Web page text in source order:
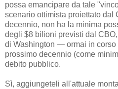
possa emancipare da tale
scenario ottimista proiettato dal
decennio, non ha la minima
degli $8 bilioni previsti dal
di Washington — ormai in
prossimo decennio (come
debito pubblico.
Sì, aggiungeteli all'attuale